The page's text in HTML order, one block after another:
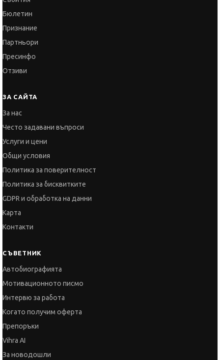
Пресинфо
Отзиви
ЗА САЙТА
За нас
Услуги и цени
Общи условия
Политика за поверителност
Политика за бисквитките
GDPR и обработка на данни
Карта
Контакти
СЪВЕТНИК
Автобиографията
Интервю за работа
Когато получим оферта
Препоръки
Vihra AI
За новодошли